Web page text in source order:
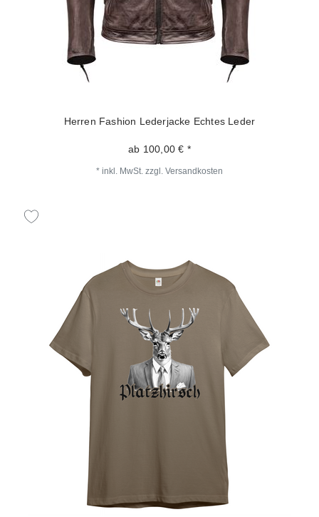
Herren Fashion Lederjacke Echtes Leder
ab 100,00 € *
zzgl.Versandkosten